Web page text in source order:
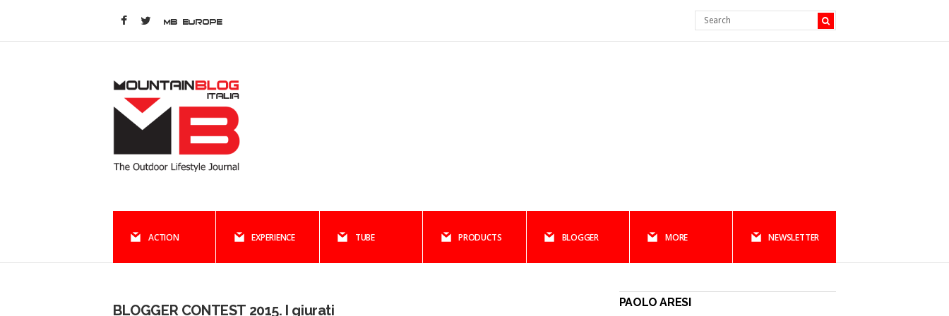
MB EUROPE
ACTION EXPERIENCE TUBE PRODUCTS BLOGGER MORE NEWSLETTER
BLOGGER CONTEST 2015. I giurati PAOLO ARESI